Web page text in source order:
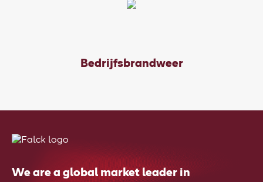
Bedrijfsbrandweer
We are a global market leader in